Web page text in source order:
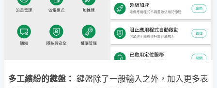
多工繽紛的鍵盤： 鍵盤除了一般輸入之外，加入更多表